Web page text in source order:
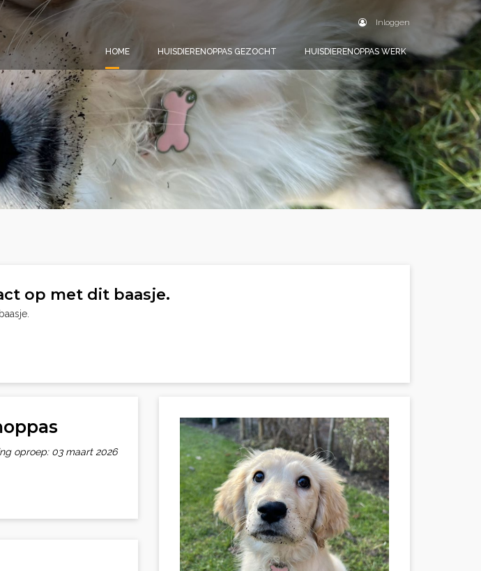
Inloggen
HOME HUISDIERENOPPAS GEZOCHT HUISDIERENOPPAS WERK
op met dit baasje.
oproep: 03 maart 2026